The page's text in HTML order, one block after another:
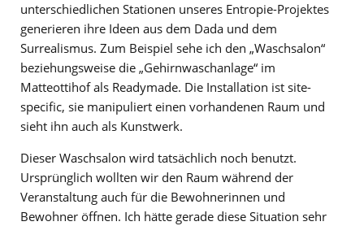
unterschiedlichen Stationen unseres Entropie-Projektes
generieren ihre Ideen aus dem Dada und dem
Surrealismus. Zum Beispiel sehe ich den „Waschsalon“
beziehungsweise die „Gehirnwaschanlage“ im
Matteottihof als Readymade. Die Installation ist site-
specific, sie manipuliert einen vorhandenen Raum und
sieht ihn auch als Kunstwerk.
Dieser Waschsalon wird tatsächlich noch benutzt.
Ursprünglich wollten wir den Raum während der
Veranstaltung auch für die Bewohnerinnen und
Bewohner öffnen. Ich hätte gerade diese Situation sehr